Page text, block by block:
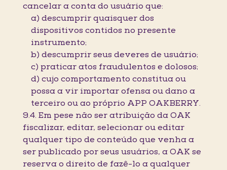
cancelar a conta do usuário que:
a) descumprir quaisquer dos
dispositivos contidos no presente
instrumento;
b) descumprir seus deveres de usuário;
c) praticar atos fraudulentos e dolosos;
d) cujo comportamento constitua ou
possa a vir importar ofensa ou dano a
terceiro ou ao próprio APP OAKBERRY.
9.4. Em pese não ser atribuição da OAK
fiscalizar, editar, selecionar ou editar
qualquer tipo de conteúdo que venha a
ser publicado por seus usuários, a OAK se
reserva o direito de fazê-lo a qualquer